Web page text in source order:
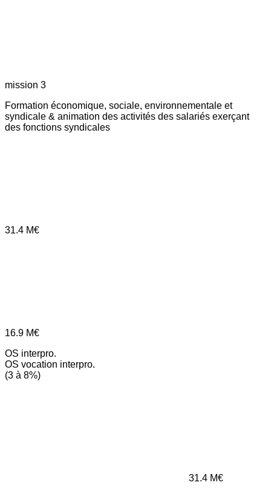
mission 3
Formation économique, sociale, environnementale et
syndicale & animation des activités des salariés exerçant
des fonctions syndicales
31.4 M€
16.9 M€
OS interpro.
OS vocation interpro.
(3 à 8%)
31.4 M€